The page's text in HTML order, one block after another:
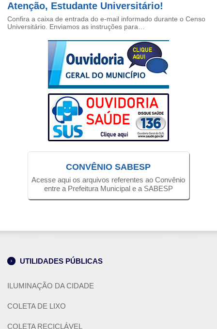
Atenção, Estudante Universitário!
Confira a caixa de entrada do e-mail informado durante o Censo
Universitário. Enviamos as instruções para…
CONVÊNIO SABESP
Acesse aqui os arquivos referentes ao Convênio
entre a Prefeitura Municipal e a SABESP
UTILIDADES PÚBLICAS
ILUMINAÇÃO DA CIDADE
COLETA DE LIXO
COLETA RECICLÁVEL